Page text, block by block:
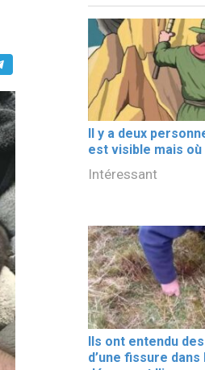
Il y a deux
est visible mais
Intéressant
Ils ont entendu
d’une fissure